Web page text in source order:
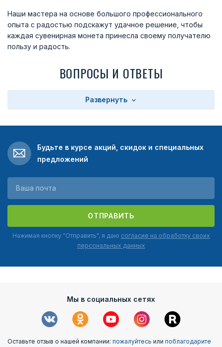
Наши мастера на основе большого профессионального
опыта с радостью подскажут удачное решение, чтобы
каждая сувенирная монета принесла своему получателю
пользу и радость.
ВОПРОСЫ И ОТВЕТЫ
Развернуть
Будьте в курсе акций, скидок и специальных
предложений
ОТПРАВИТЬ
Нажимая кнопку "Отправить", я даю согласие на обработку своих
персональных данных
Мы в социальных сетях
Оставьте отзыв о нашей компании: пожалуйтесь или поблагодарите